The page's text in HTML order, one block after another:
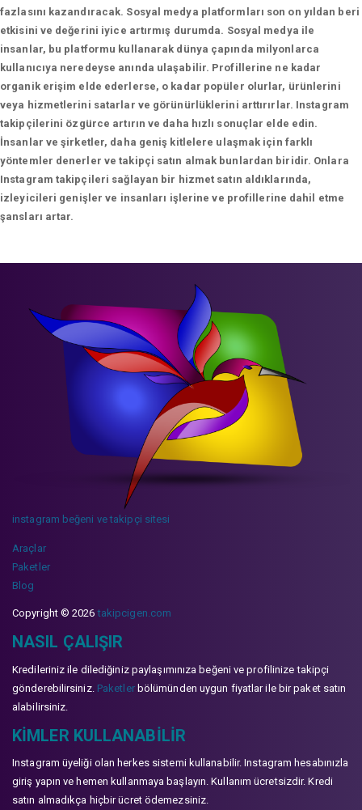
fazlasını kazandıracak. Sosyal medya platformları son on yıldan beri
etkisini ve değerini iyice artırmış durumda. Sosyal medya ile
insanlar, bu platformu kullanarak dünya çapında milyonlarca
kullanıcıya neredeyse anında ulaşabilir. Profillerine ne kadar
organik erişim elde ederlerse, o kadar popüler olurlar, ürünlerini
veya hizmetlerini satarlar ve görünürlüklerini arttırırlar. Instagram
takipçilerini özgürce artırın ve daha hızlı sonuçlar elde edin.
İnsanlar ve şirketler, daha geniş kitlelere ulaşmak için farklı
yöntemler denerler ve takipçi satın almak bunlardan biridir. Onlara
Instagram takipçileri sağlayan bir hizmet satın aldıklarında,
izleyicileri genişler ve insanları işlerine ve profillerine dahil etme
şansları artar.
instagram beğeni ve takipçi sitesi
Araçlar
Paketler
Blog
Copyright © 2026takipcigen.com
NASIL ÇALIŞIR
Kredileriniz ile dilediğiniz paylaşımınıza beğeni ve profilinize takipçi
gönderebilirsiniz. Paketlerbölümünden uygun fiyatlar ile bir paket satın
alabilirsiniz.
KIMLER KULLANABILIR
Instagram üyeliği olan herkes sistemi kullanabilir. Instagram hesabınızla
giriş yapın ve hemen kullanmaya başlayın. Kullanım ücretsizdir. Kredi
satın almadıkça hiçbir ücret ödemezsiniz.